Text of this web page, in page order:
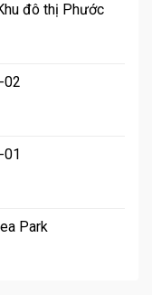
đô thị Phước
02
01
Park